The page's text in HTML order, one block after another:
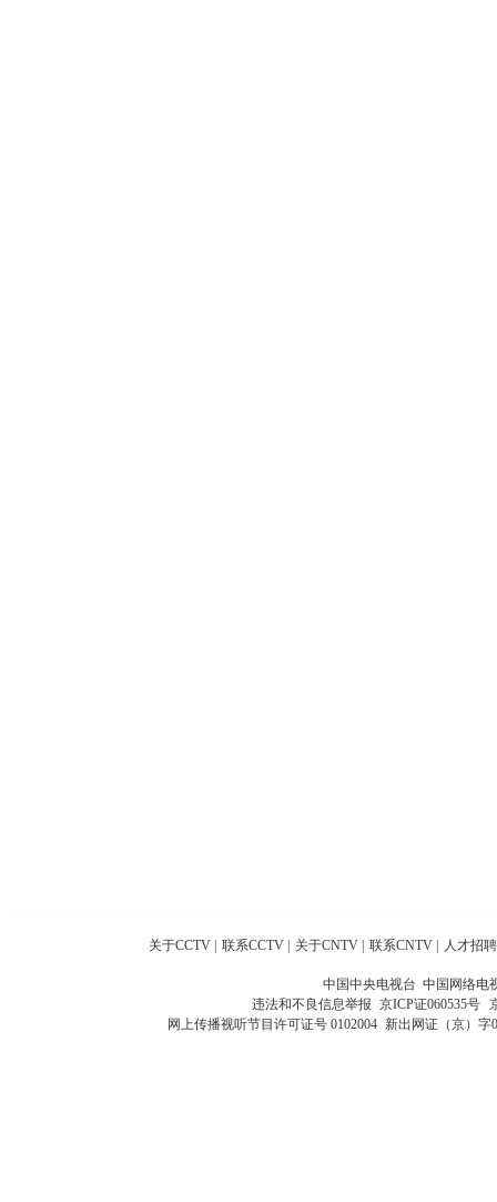
关于CCTV 联系CCTV 关于CNTV 联系CNTV 人才招聘
中国中央电视台 中国网络电
违法和不良信息举报 京ICP证060535号
网上传播视听节目许可证号 0102004 新出网证（京）